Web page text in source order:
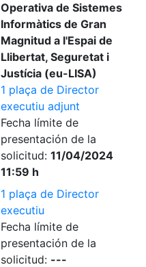
Operativa de Sistemes
Informàtics de Gran
Magnitud a l'Espai de
Llibertat, Seguretat i
Justícia (eu-LISA)
1 plaça de Director
executiu adjunt
Fecha límite de
presentación de la
solicitud: 11/04/2024
11:59 h
1 plaça de Director
executiu
Fecha límite de
presentación de la
solicitud: ---